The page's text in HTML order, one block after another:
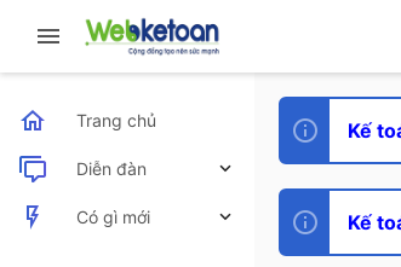
Trang chủ
Diễn đàn
Bài viết mớiCó gì mới
Kế
Kế